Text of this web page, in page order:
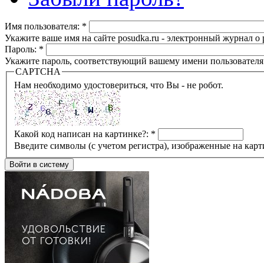
Имя пользователя: *
Укажите ваше имя на сайте posudka.ru - электронный журнал
Пароль: *
Укажите пароль, соответствующий вашему имени
CAPTCHA
Нам необходимо удостовериться, что Вы - не робот.
Какой код написан на картинке?: *
Введите символы (с учетом регистра), изображенные на